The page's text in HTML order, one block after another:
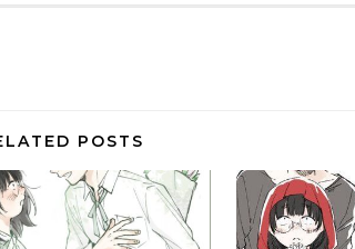
POSTS